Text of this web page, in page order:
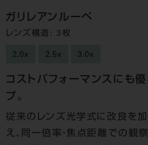
ガリレアンルーペ
レンズ構造: 3枚
2.0x 2.5x 3.0x
コストパフォーマンスにも
プ。
従来のレンズ光学式に改良を加
え、同一倍率・焦点距離での観察